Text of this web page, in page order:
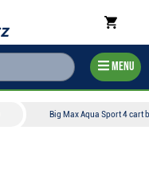
Menu
Big Max Aqua Sport 4 cart